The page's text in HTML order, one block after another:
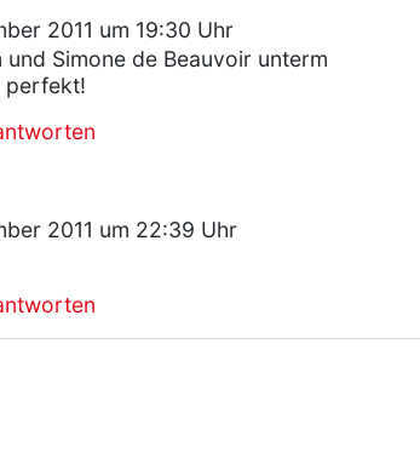
2011 um 19:30 Uhr
Simone de Beauvoir unterm
perfekt!
2011 um 22:39 Uhr